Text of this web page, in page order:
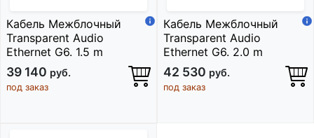
Кабель Межблочный
Transparent Audio
Ethernet G6. 1.5 m
39 140 руб.
под заказ
Кабель Межблочный
Transparent Audio
Ethernet G6. 2.0 m
42 530 руб.
под заказ